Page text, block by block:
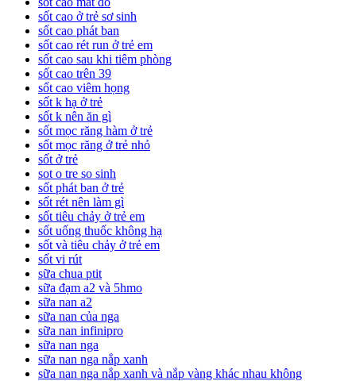
sốt cao ở trẻ sơ sinh
sốt cao phát ban
sốt cao rét run ở trẻ em
sốt cao sau khi tiêm phòng
sốt cao trên 39
sốt cao viêm họng
sốt k hạ ở trẻ
sốt k nên ăn gì
sốt mọc răng hàm ở trẻ
sốt mọc răng ở trẻ nhỏ
sốt ở trẻ
sot o tre so sinh
sốt phát ban ở trẻ
sốt rét nên làm gì
sốt tiêu chảy ở trẻ em
sốt uống thuốc không hạ
sốt và tiêu chảy ở trẻ em
sốt vi rút
sữa chua ptit
sữa đạm a2 và 5hmo
sữa nan a2
sữa nan của nga
sữa nan infinipro
sữa nan nga
sữa nan nga nắp xanh
sữa nan nga nắp xanh và nắp vàng khác nhau không